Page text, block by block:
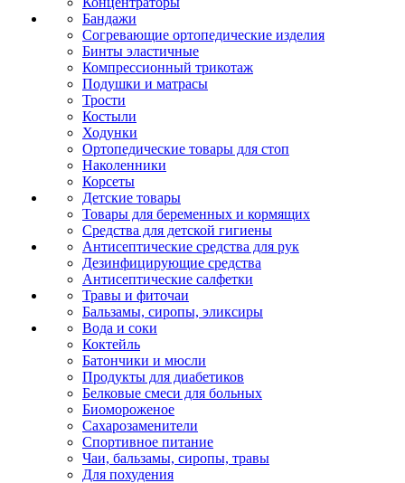
Бандажи
Согревающие ортопедические изделия
Бинты эластичные
Компрессионный трикотаж
Подушки и матрасы
Трости
Костыли
Ходунки
Ортопедические товары для стоп
Наколенники
Корсеты
Детские товары
Товары для беременных и кормящих
Средства для детской гигиены
Антисептические средства для рук
Дезинфицирующие средства
Антисептические салфетки
Травы и фиточаи
Бальзамы, сиропы, эликсиры
Вода и соки
Коктейль
Батончики и мюсли
Продукты для диабетиков
Белковые смеси для больных
Биомороженое
Сахарозаменители
Спортивное питание
Чаи, бальзамы, сиропы, травы
Для похудения